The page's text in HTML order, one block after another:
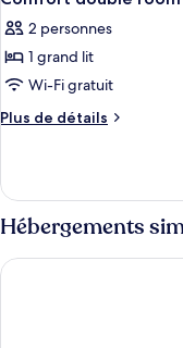
2 personnes
1 grand lit
Wi-Fi gratuit
Plus de détails
Plus
le
type
de
chambre
Comfort
Hébergements
Magal Maradiso Hotel